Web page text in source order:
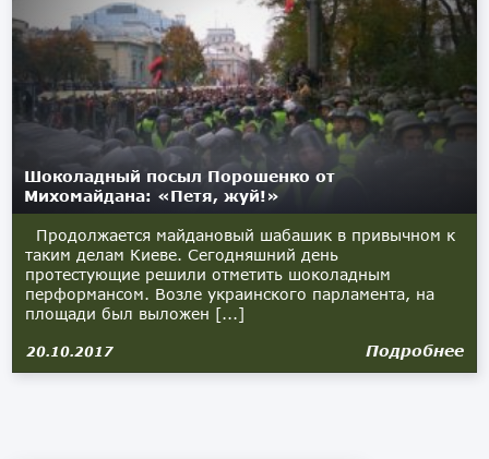
Шоколадный посыл Порошенко от
Михомайдана: «Петя, жуй!»
Продолжается майдановый шабашик в привычном к
таким делам Киеве. Сегодняшний день
протестующие решили отметить шоколадным
перформансом. Возле украинского парламента, на
площади был выложен [...]
20.10.2017 Подробнее